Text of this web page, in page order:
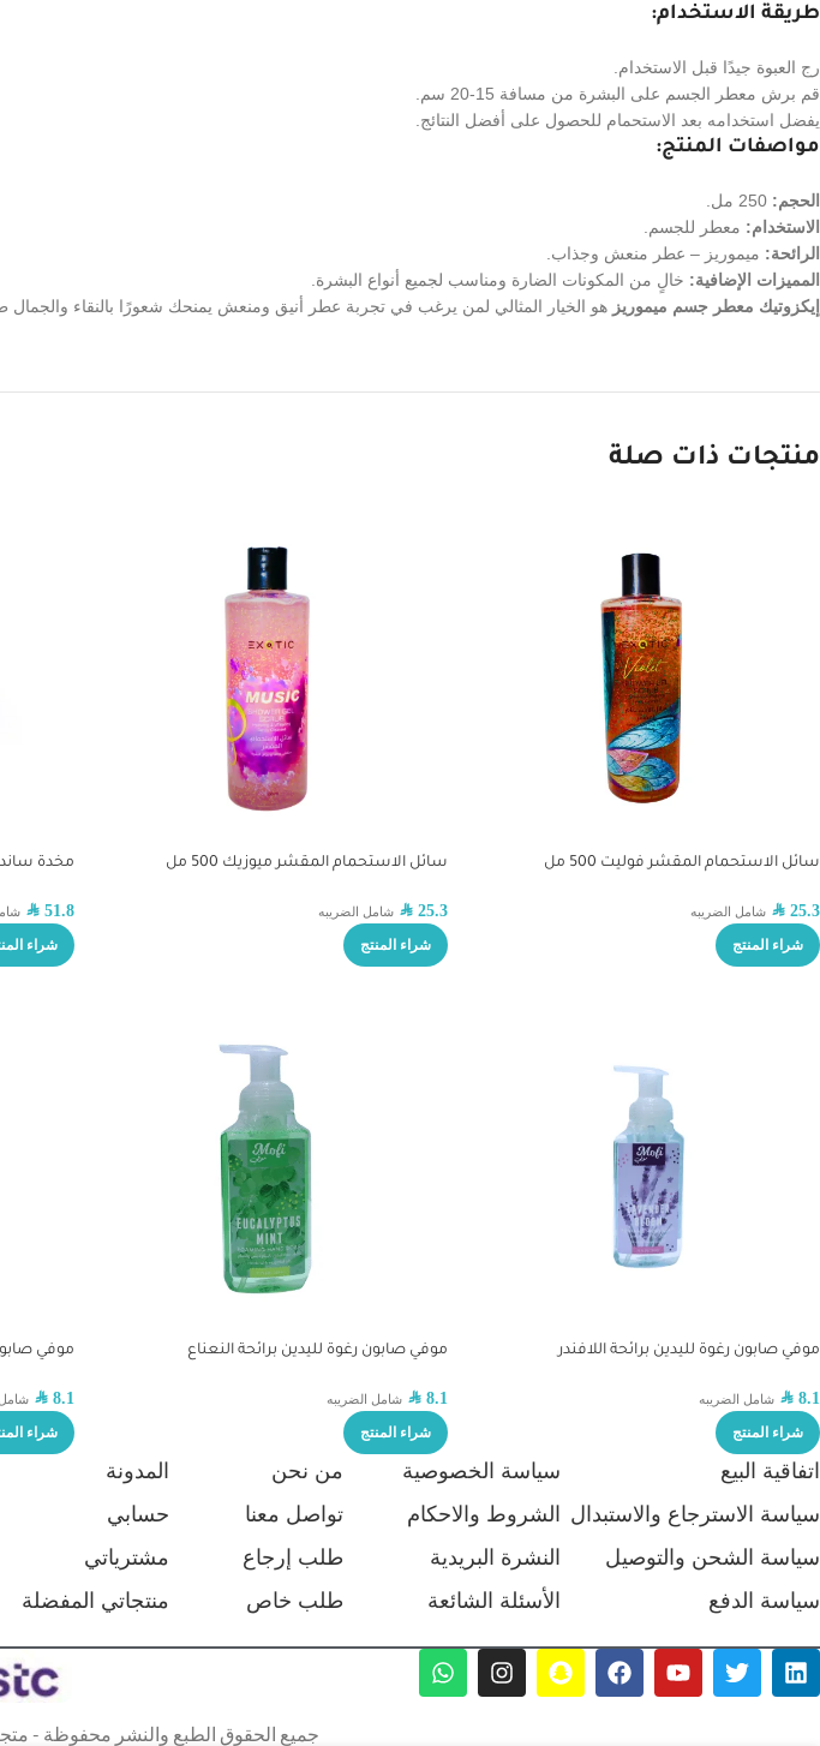
طريقة الاستخدام:
رج العبوة جيدًا قبل الاستخدام.
قم برش معطر الجسم على البشرة من مسافة 15-20 سم.
يفضل استخدامه بعد الاستحمام للحصول على أفضل النتائج.
مواصفات المنتج:
الحجم:
الاستخدام: معطر للجسم.
الرائحة: ميموريز – عطر منعش وجذاب.
المميزات الإضافية: خالٍ من المكونات الضارة ومناسب لجميع أنواع البشرة.
إيكزوتيك معطر جسم ميموريز هو الخيار المثالي لمن يرغب في تجربة عطر أنيق ومنعش يمنحك شعورًا بالنقاء والجمال
منتجات ذات صلة
سائل الاستحمام المقشر فوليت 500 مل
SAR 25.3 شامل الضريبه
شراء المنتج
سائل الاستحمام المقشر ميوزيك 500 مل
SAR25.3 شامل الضريبه
شراء المنتج
مخدة
SAR 51.8
شراء
موفي صابون رغوة لليدين برائحة اللافندر
SAR 8.1 شامل الضريبه
شراء المنتج
موفي صابون رغوة لليدين برائحة النعناع
SAR8.1 شامل الضريبه
شراء المنتج
موفي
SAR 8.1 شامل
شراء
اتفاقية البيع
سياسة الاسترجاع والاستبدال
سياسة الشحن والتوصيل
سياسة الدفع
سياسة الخصوصية
الشروط والاحكام
النشرة البريدية
الأسئلة الشائعة
من نحن
تواصل معنا
طلب إرجاع
طلب خاص
المدونة
حسابي
مشترياتي
منتجاتي المفضلة
جميع الحقوق الطبع والنشر محفوظة - متجر